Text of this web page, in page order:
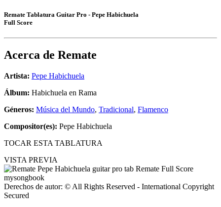
Remate Tablatura Guitar Pro - Pepe Habichuela
Full Score
Acerca de Remate
Artista: Pepe Habichuela
Álbum: Habichuela en Rama
Géneros: Música del Mundo, Tradicional, Flamenco
Compositor(es): Pepe Habichuela
TOCAR ESTA TABLATURA
VISTA PREVIA
Derechos de autor: © All Rights Reserved - International Copyright
Secured